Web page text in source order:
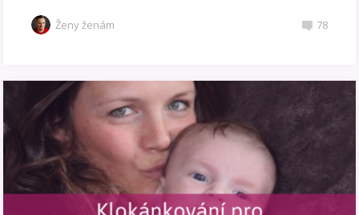
Ženy ženám 78